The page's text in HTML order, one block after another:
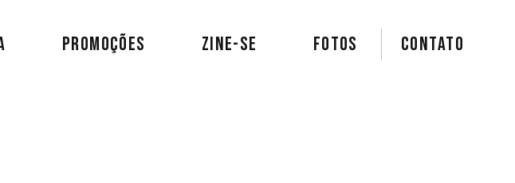
PROMOÇÕES ZINE-SE FOTOS Contato